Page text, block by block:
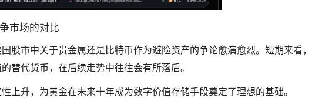
市场的对比
股市中关于贵金属还是比特币作为避险资产的争论愈演愈烈。短期来看，
替代货币，在后续走势中往往会有所落后。
上升，为黄金在未来十年成为数字价值存储手段奠定了理想的基础。